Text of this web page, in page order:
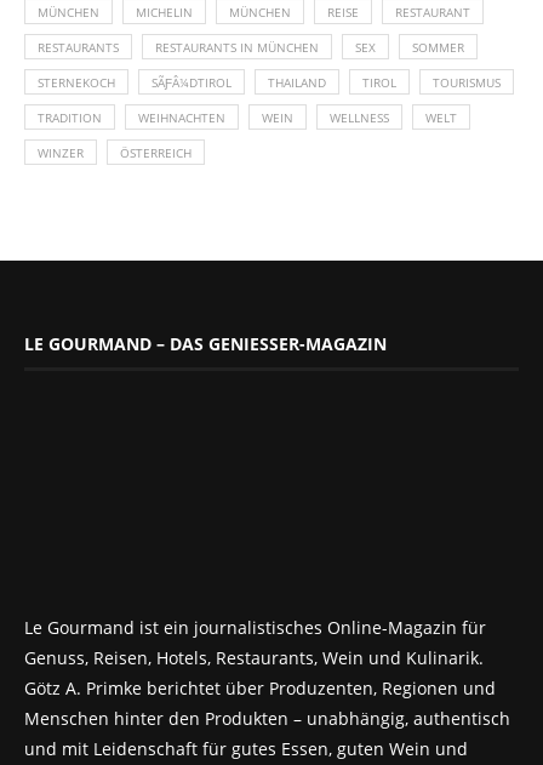
MÜNCHEN MICHELIN MÜNCHEN REISE RESTAURANT
RESTAURANTS RESTAURANTS IN MÜNCHEN SEX SOMMER
STERNEKOCH SÃƑÂ¼DTIROL THAILAND TIROL TOURISMUS
TRADITION WEIHNACHTEN WEIN WELLNESS WELT
WINZER ÖSTERREICH
LE GOURMAND – DAS GENIESSER-MAGAZIN
Le Gourmand ist ein journalistisches Online-Magazin für
Genuss, Reisen, Hotels, Restaurants, Wein und Kulinarik.
Götz A. Primke berichtet über Produzenten, Regionen und
Menschen hinter den Produkten – unabhängig, authentisch
und mit Leidenschaft für gutes Essen, guten Wein und